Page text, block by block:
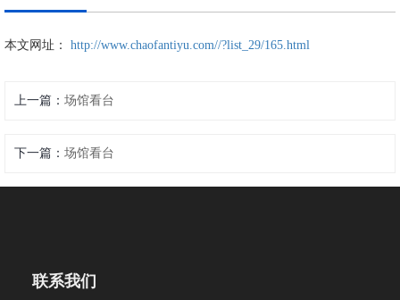
本文网址： http://www.chaofantiyu.com//?list_29/165.html
上一篇： 场馆看台
下一篇： 场馆看台
联系我们